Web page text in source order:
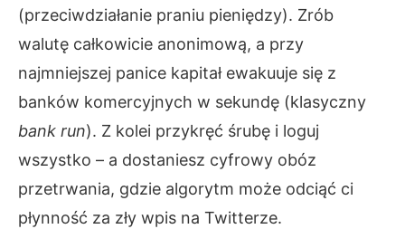
(przeciwdziałanie praniu pieniędzy). Zrób
walutę całkowicie anonimową, a przy
najmniejszej panice kapitał ewakuuje się z
banków komercyjnych w sekundę (klasyczny
bank run). Z kolei przykręć śrubę i loguj
wszystko – a dostaniesz cyfrowy obóz
przetrwania, gdzie algorytm może odciąć ci
płynność za zły wpis na Twitterze.